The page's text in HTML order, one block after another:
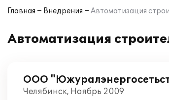
Главная Внедрения Автоматизация
Автоматизация
ООО
Челябинск, Ноябрь 2009